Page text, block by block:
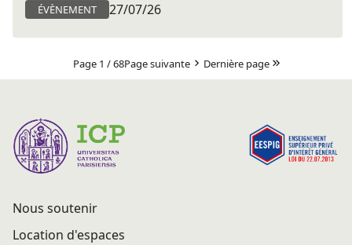
ÉVÈNEMENT 27/07/26
Page 1 / 68Page suivante Dernière page
Nous soutenir
Location d'espaces